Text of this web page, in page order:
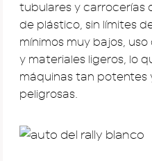
tubulares y carrocerías
de plástico, sin límites
mínimos muy bajos,
y materiales ligeros, lo
máquinas tan potentes
peligrosas.